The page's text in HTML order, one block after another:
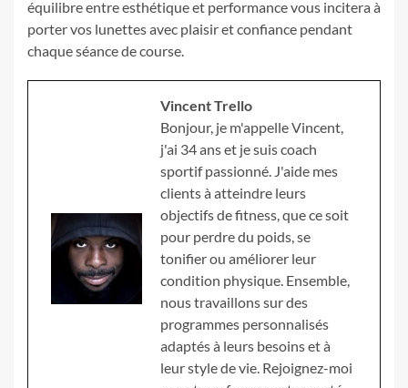
équilibre entre esthétique et performance vous incitera à
porter vos lunettes avec plaisir et confiance pendant
chaque séance de course.
Vincent Trello
Bonjour, je m'appelle Vincent,
j'ai 34 ans et je suis coach
sportif passionné. J'aide mes
clients à atteindre leurs
objectifs de fitness, que ce soit
pour perdre du poids, se
tonifier ou améliorer leur
condition physique. Ensemble,
nous travaillons sur des
programmes personnalisés
adaptés à leurs besoins et à
leur style de vie. Rejoignez-moi